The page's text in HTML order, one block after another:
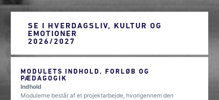
SE I HVERDAGSLIV, KULTUR OG
EMOTIONER
2026/2027
MODULETS INDHOLD, FORLØB OG
PÆDAGOGIK
Indhold
Modulerne består af et projektarbejde, hvorigennem den